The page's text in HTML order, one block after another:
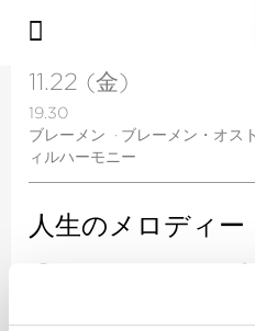
11.22 (金)
19.30
ブレーメン
· ブレーメン・オス
ィルハーモニー
人生のメロディー